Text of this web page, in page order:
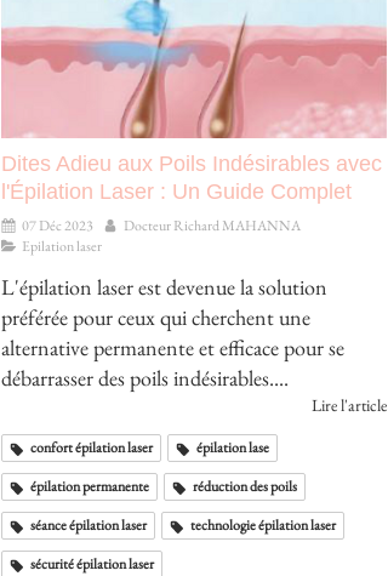
Dites Adieu aux Poils Indésirables avec
l'Épilation Laser : Un Guide Complet
07 Déc 2023
Docteur Richard MAHANNA
Epilation laser
L'épilation laser est devenue la solution
préférée pour ceux qui cherchent une
alternative permanente et efficace pour se
débarrasser des poils indésirables....
Lire l'article
confort épilation laser
épilation lase
épilation permanente
réduction des poils
séance épilation laser
technologie épilation laser
sécurité épilation laser